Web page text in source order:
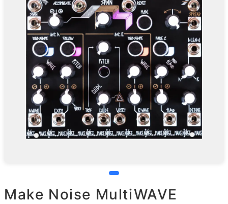
Make Noise MultiWAVE